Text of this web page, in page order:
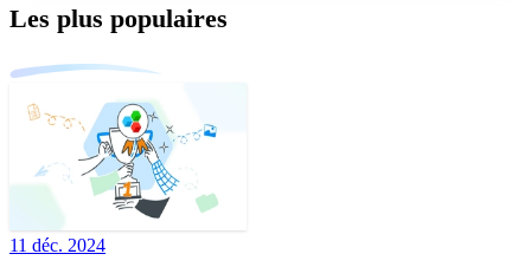
Les plus populaires
11 déc. 2024